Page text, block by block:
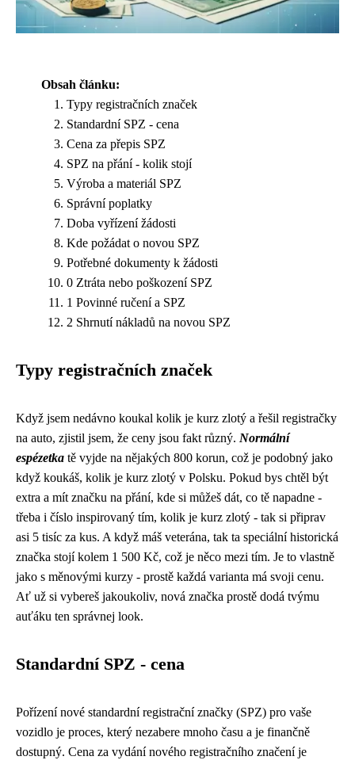
Obsah článku:
Typy registračních značek
Standardní SPZ - cena
Cena za přepis SPZ
SPZ na přání - kolik stojí
Výroba a materiál SPZ
Správní poplatky
Doba vyřízení žádosti
Kde požádat o novou SPZ
Potřebné dokumenty k žádosti
0 Ztráta nebo poškození SPZ
1 Povinné ručení a SPZ
2 Shrnutí nákladů na novou SPZ
Typy registračních značek
Když jsem nedávno koukal kolik je kurz zlotý a řešil registračky
na auto, zjistil jsem, že ceny jsou fakt různý. Normální
espézetka tě vyjde na nějakých 800 korun, což je podobný jako
když koukáš, kolik je kurz zlotý v Polsku. Pokud bys chtěl být
extra a mít značku na přání, kde si můžeš dát, co tě napadne -
třeba i číslo inspirovaný tím, kolik je kurz zlotý - tak si připrav
asi 5 tisíc za kus. A když máš veterána, tak ta speciální historická
značka stojí kolem 1 500 Kč, což je něco mezi tím. Je to vlastně
jako s měnovými kurzy - prostě každá varianta má svoji cenu.
Ať už si vybereš jakoukoliv, nová značka prostě dodá tvýmu
auťáku ten správnej look.
Standardní SPZ - cena
Pořízení nové standardní registrační značky (SPZ) pro vaše
vozidlo je proces, který nezabere mnoho času a je finančně
dostupný. Cena za vydání nového registračního značení je